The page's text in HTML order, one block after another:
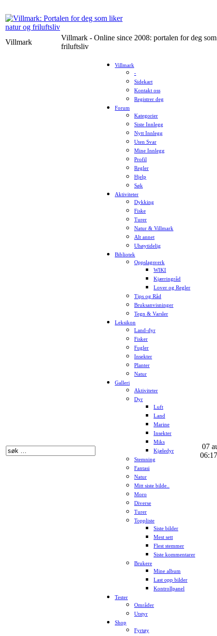
Villmark
Villmark - Online since 2008: portalen for deg
friluftsliv
Villmark
-
Sidekart
Kontakt oss
Registrer deg
Forum
Kategorier
Siste Innlegg
Nytt Innlegg
Uten Svar
Mine Innlegg
Profil
Regler
Hjelp
Søk
Aktiviteter
Dykking
Fiske
Turer
Natur & Villmark
Alt annet
Uhøytidelig
Bibliotek
Oppslagsverk
WIKI
Kjærringråd
Lover og Regler
Tips og Råd
Bruksanvisninger
Tegn & Varsler
Leksikon
Land-dyr
Fisker
Fugler
Insekter
Planter
Natur
Galleri
Aktiviteter
Dyr
Luft
Land
Marine
Insekter
Miks
Kjæledyr
Stemning
Fantasi
Natur
Mitt siste bilde..
Moro
Diverse
Turer
Toppliste
Siste bilder
Mest sett
Flest stemmer
Siste kommentarer
Brukere
Mine album
Last opp bilder
Kontrollpanel
Tester
Områder
Utstyr
Shop
Fyrtøy
07
06:17